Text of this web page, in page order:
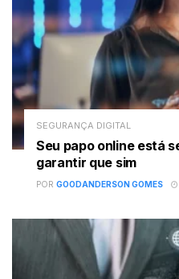
SEGURANÇA DIGITAL
Seu papo online está
garantir que sim
POR GOODANDERSON GOMES